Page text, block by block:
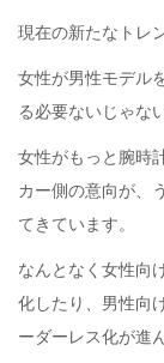
現在の新たなトレ
女性が男性モデル
る必要ないじゃな
女性がもっと腕時
カー側の意向が、
てきています。
なんとなく女性向
化したり、男性向
ーダーレス化が進